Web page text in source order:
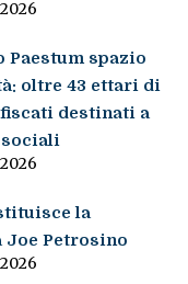
Paestum spazio
oltre 43 ettari di
destinati a
la
Joe Petrosino